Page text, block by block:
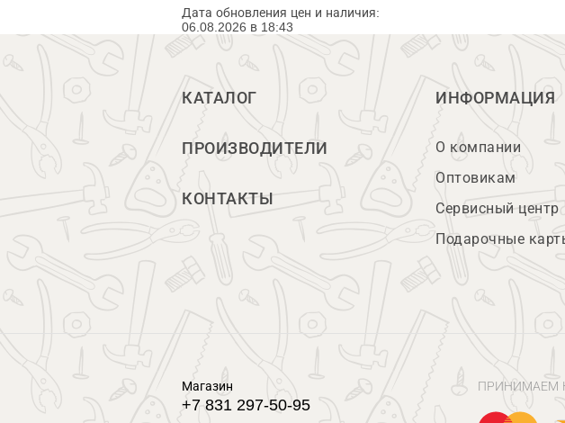
Дата обновления цен и наличия:
06.08.2026 в 18:43
КАТАЛОГ
ПРОИЗВОДИТЕЛИ
КОНТАКТЫ
ИНФОРМАЦИЯ
О компании
Оптовикам
Сервисный центр
Подарочные
Магазин
+7 831 297-50-95
ПРИНИМАЕМ